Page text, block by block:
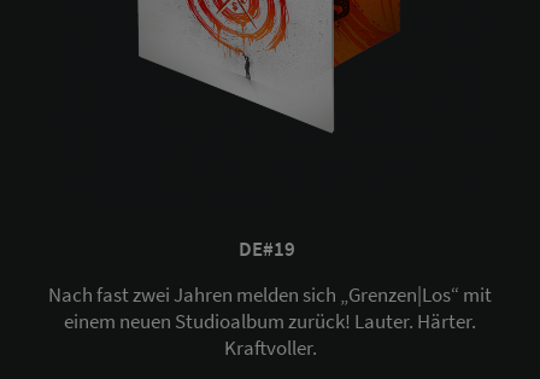
DE#19
Nach fast zwei Jahren melden sich „Grenzen|Los“ mit
einem neuen Studioalbum zurück! Lauter. Härter.
Kraftvoller.